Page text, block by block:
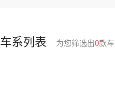
车系列表 为您筛选出0款